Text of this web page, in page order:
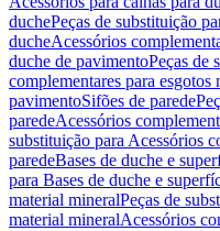
duchePeças de substituição
ducheAcessórios
duche de pavimentoPeças de
complementares para
pavimentoSifões de parede
paredeAcessórios
substituição para Acessórios
paredeBases de duche e
para Bases de duche e
material mineralPeças de
material mineralAcessórios